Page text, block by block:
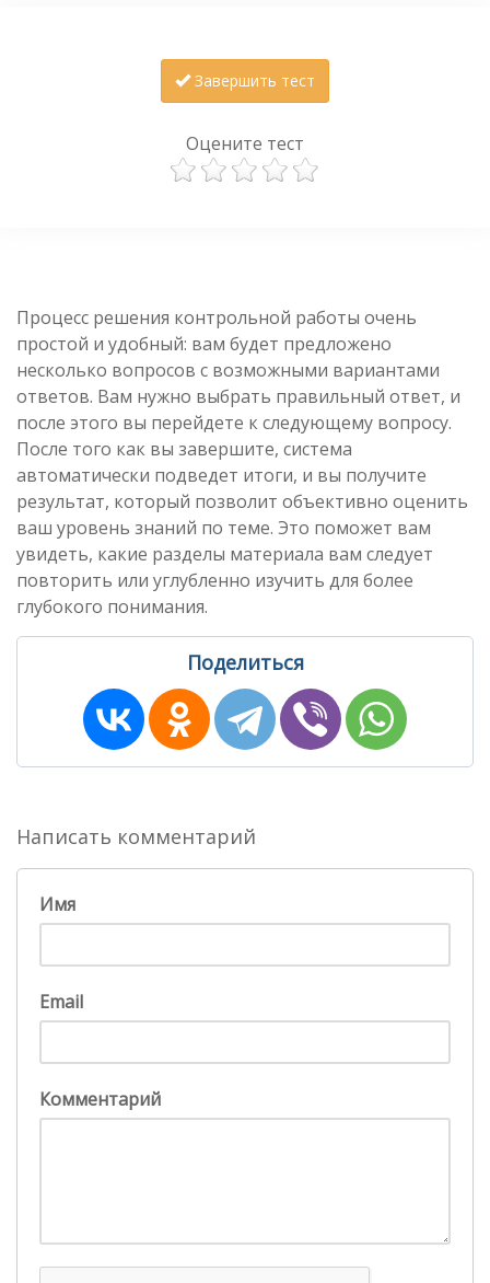
Завершить тест
Оцените тест
Процесс решения контрольной работы очень
простой и удобный: вам будет предложено
несколько вопросов с возможными вариантами
ответов. Вам нужно выбрать правильный ответ, и
после этого вы перейдете к следующему вопросу.
После того как вы завершите, система
автоматически подведет итоги, и вы получите
результат, который позволит объективно оценить
ваш уровень знаний по теме. Это поможет вам
увидеть, какие разделы материала вам следует
повторить или углубленно изучить для более
глубокого понимания.
Поделиться
Написать комментарий
Имя
Email
Комментарий